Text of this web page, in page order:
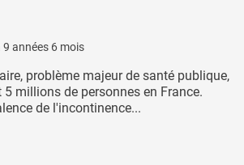
9 années 6 mois
problème majeur de santé publique,
5 millions de personnes en France.
de l'incontinence...